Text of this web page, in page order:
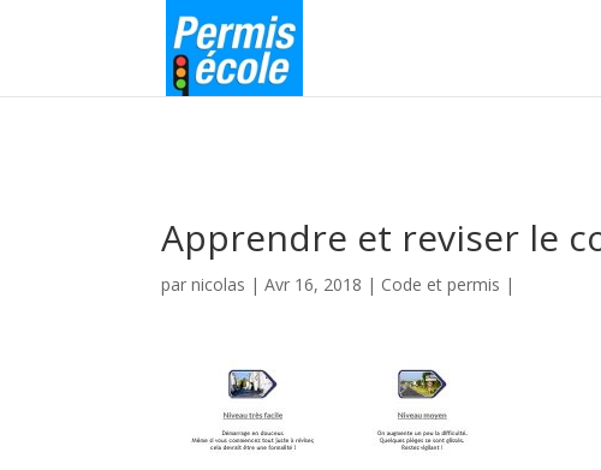
Apprendre et reviser le
parnicolas |Avr 16, 2018 | Code et permis |